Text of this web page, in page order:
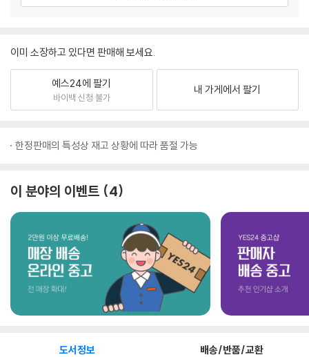
이미 소장하고 있다면 판매해 보세요.
예스24에 팔기
바이백 신청 불가
내 가게에서 팔기
한정판매의 특성상 재고 상황에 따라 품절 가능
이 분야의 이벤트 4
도서정보 배송/반품/교환